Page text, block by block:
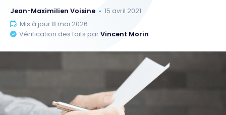
Jean-Maximilien Voisine
15 avril 2021
Mis à jour 8 mai 2026
Vérification des faits parVincent Morin